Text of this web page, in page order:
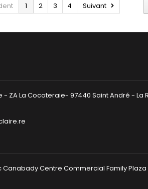
1 2 3 4 Suivant
- ZA La Cocoteraie- 97440 Saint André - La
Centre Commercial Family Plaza